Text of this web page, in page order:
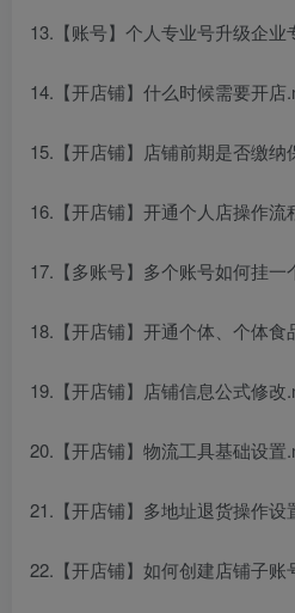
13.【账号】个人专业号升级企
14.【开店铺】什么时候需要开店
15.【开店铺】店铺前期是否缴纳
16.【开店铺】开通个人店操作流
17.【多账号】多个账号如何挂
18.【开店铺】开通个体、个体食
19.【开店铺】店铺信息公式修改
20.【开店铺】物流工具基础设置
21.【开店铺】多地址退货操作设
22.【开店铺】如何创建店铺子账